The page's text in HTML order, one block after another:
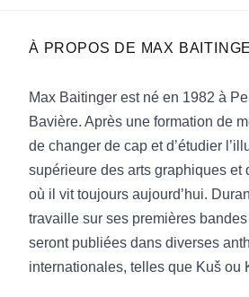
« Roman graphique
graphique et narrative, tant
essaie et réussit souvent à
chose" en bande dessinée.
Vaerenbergh,Focus Vif
« Une ode graphique, aussi,
souffle, à la vie, brillamment
feutre et aux lavis, par un
À PROPOS DE MAX
Max Baitinger est né en 1982 à
Bavière. Après une formation de
de changer de cap et d’étudier
supérieure des arts graphiques et
où il vit toujours aujourd’hui.
travaille sur ses premières
seront publiées dans diverses
internationales, telles que Kuš ou